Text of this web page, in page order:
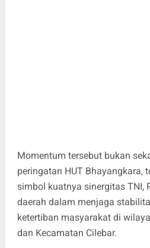
Momentum tersebut bukan
peringatan HUT Bhayangkara,
simbol kuatnya sinergitas TNI,
daerah dalam menjaga
ketertiban masyarakat di
dan Kecamatan Cilebar.